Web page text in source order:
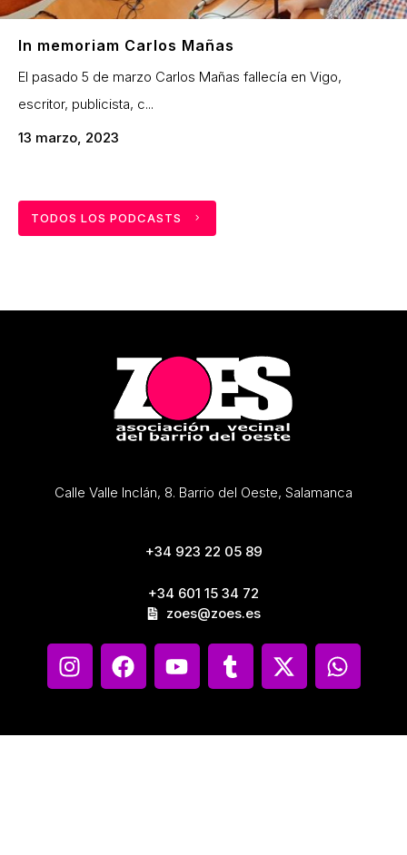
In memoriam Carlos Mañas
El pasado 5 de marzo Carlos Mañas fallecía en Vigo,
escritor, publicista, c...
13 marzo, 2023
TODOS LOS PODCASTS
Calle Valle Inclán, 8. Barrio del Oeste, Salamanca
+34 923 22 05 89
+34 601 15 34 72
zoes@zoes.es